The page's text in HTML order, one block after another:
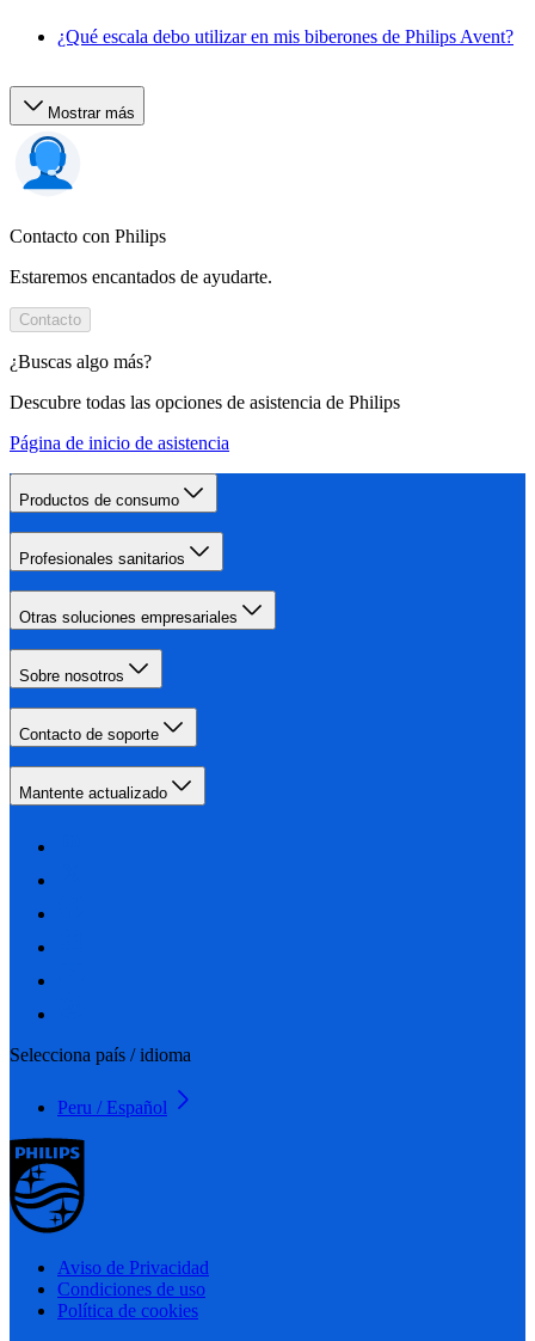
¿Qué escala debo utilizar en mis biberones de Philips Avent?
Mostrar más
Contacto con Philips
Estaremos encantados de ayudarte.
Contacto
¿Buscas algo más?
Descubre todas las opciones de asistencia de Philips
Página de inicio de asistencia
Productos de consumo
Profesionales sanitarios
Otras soluciones empresariales
Sobre nosotros
Contacto de soporte
Mantente actualizado
Selecciona país / idioma
Peru / Español
Aviso de Privacidad
Condiciones de uso
Política de cookies